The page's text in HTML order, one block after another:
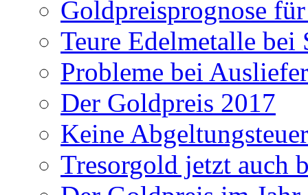
Goldpreisprognose
Teure Edelmetalle bei
Probleme bei
Der Goldpreis 2017
Keine
Tresorgold jetzt auch